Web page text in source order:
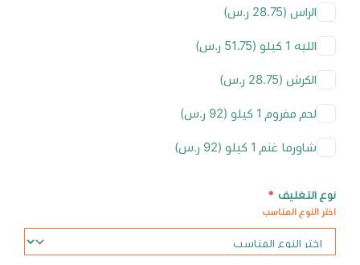
الراس (28.75 ر.س)
الليه 1 كيلو (51.75 ر.س)
الكرش (28.75 ر.س)
لحم مفروم 1 كيلو (92 ر.س)
شاورما غنم 1 كيلو (92 ر.س)
نوع التغليف *
اختر النوع المناسب